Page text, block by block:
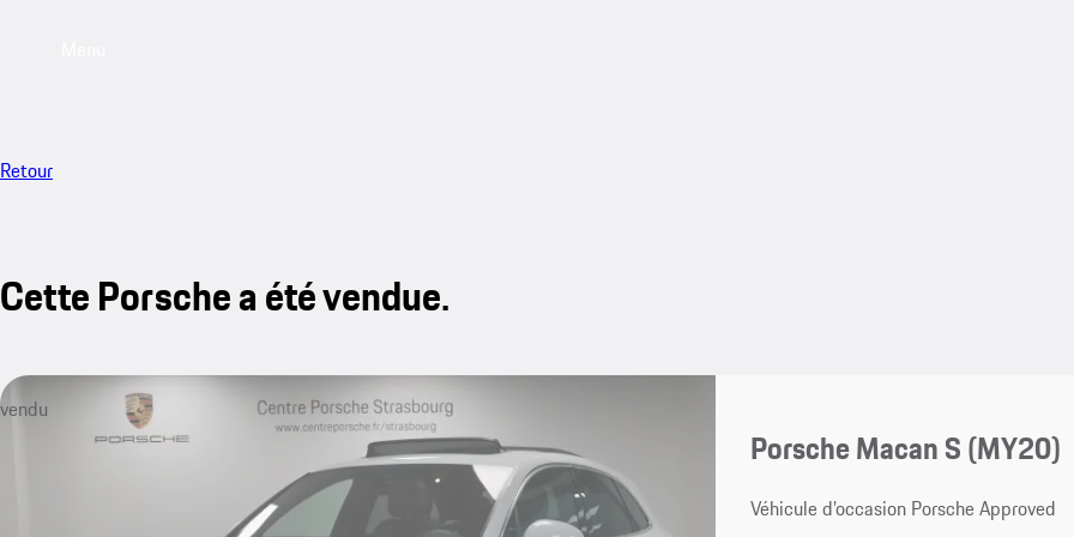
Retour
Cette Porsche a été vendue.
vendu
Porsche Macan S (MY20)
Véhicule d’occasion Porsche Approved